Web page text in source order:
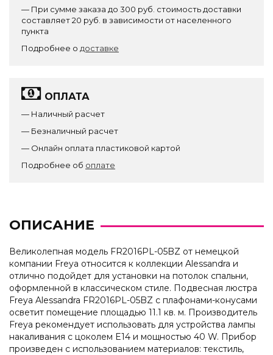
— При сумме заказа до 300 руб. стоимость доставки
составляет 20 руб. в зависимости от населенного
пункта
Подробнее о доставке
ОПЛАТА
— Наличный расчет
— Безналичный расчет
— Онлайн оплата пластиковой картой
Подробнее об оплате
ОПИСАНИЕ
Великолепная модель FR2016PL-05BZ от немецкой
компании Freya относится к коллекции Alessandra и
отлично подойдет для установки на потолок спальни,
оформленной в классическом стиле. Подвесная люстра
Freya Alessandra FR2016PL-05BZ с плафонами-конусами
осветит помещение площадью 11.1 кв. м. Производитель
Freya рекомендует использовать для устройства лампы
накаливания с цоколем E14 и мощностью 40 W. Прибор
произведен с использованием материалов: текстиль,